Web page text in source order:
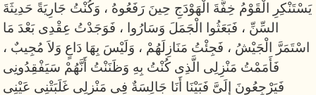
يَسْتَنْكِرِ الْقَوْمُ خِفَّةَ الْهَوْدَجِ حِينَ رَفَعُوهُ ، وَكُنْتُ جَارِيَةً حَدِيثَةَ
السِّنِّ ، فَبَعَثُوا الْجَمَلَ وَسَارُوا ، فَوَجَدْتُ عِقْدِى بَعْدَ مَا
اسْتَمَرَّ الْجَيْشُ ، فَجِئْتُ مَنَازِلَهُمْ ، وَلَيْسَ بِهَا دَاعٍ وَلاَ مُجِيبٌ ،
فَأَمَمْتُ مَنْزِلِى الَّذِى كُنْتُ بِهِ وَظَنَنْتُ أَنَّهُمْ سَيَفْقِدُونِى
فَيَرْجِعُونَ إِلَىَّ فَبَيْنَا أَنَا جَالِسَةٌ فِى مَنْزِلِى غَلَبَتْنِى عَيْنِى